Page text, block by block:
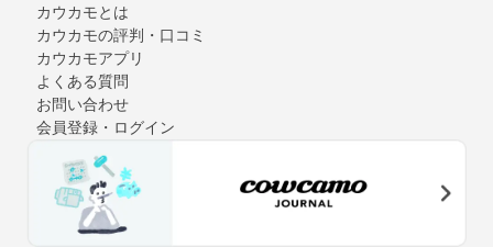
カウカモとは
カウカモの評判・口コミ
カウカモアプリ
よくある質問
お問い合わせ
会員登録・ログイン